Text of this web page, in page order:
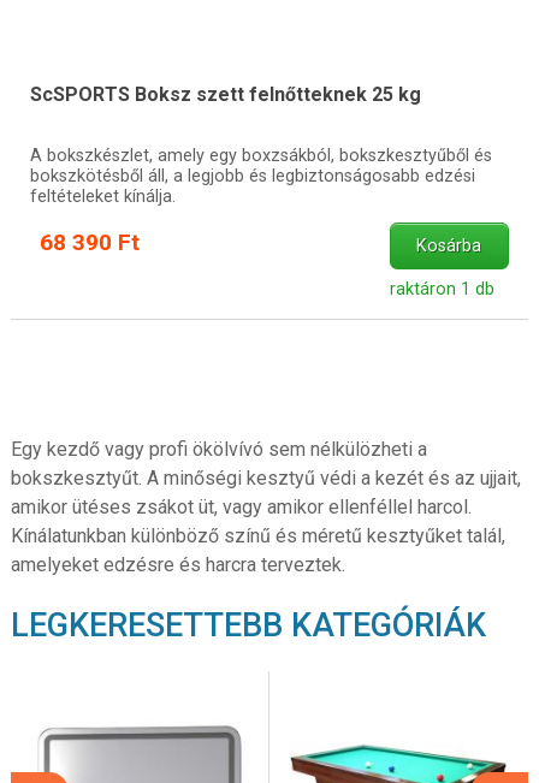
ScSPORTS Boksz szett felnőtteknek 25 kg
A bokszkészlet, amely egy boxzsákból, bokszkesztyűből és
bokszkötésből áll, a legjobb és legbiztonságosabb edzési
feltételeket kínálja.
68 390 Ft Kosárba
raktáron 1 db
Egy kezdő vagy profi ökölvívó sem nélkülözheti a
bokszkesztyűt. A minőségi kesztyű védi a kezét és az ujjait,
amikor ütéses zsákot üt, vagy amikor ellenféllel harcol.
Kínálatunkban különböző színű és méretű kesztyűket talál,
amelyeket edzésre és harcra terveztek.
LEGKERESETTEBB KATEGÓRIÁK